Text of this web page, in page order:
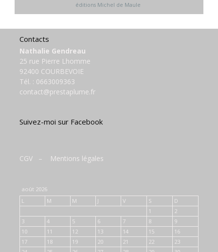
éditions Michel de Maule
Contacts
Nathalie Gendreau
25 rue Pierre Lhomme
92400 COURBEVOIE
Tél. : 0663009363
contact@prestaplume.fr
Suivez-moi sur Facebook
CGV – Mentions légales
août 2026
L
M M J V S
D
1
2
3
4 5 6 7 8
9
10
11 12 13 14 15
16
17
18 19 20 21 22
23